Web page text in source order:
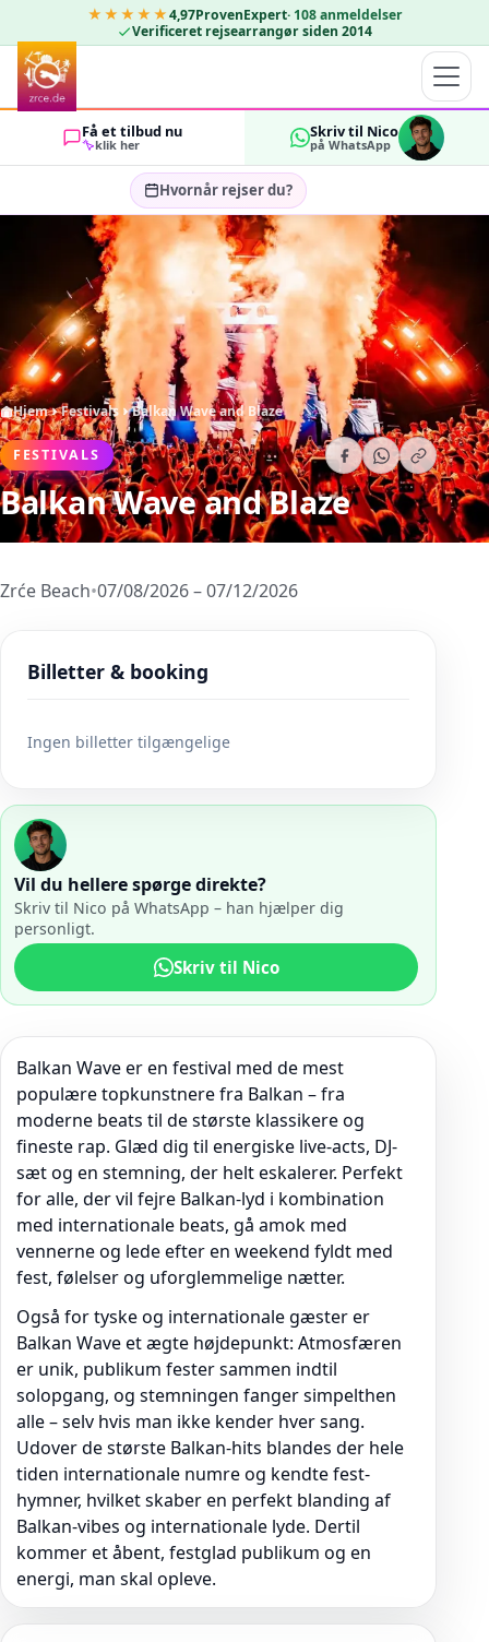
★★★★★4,97ProvenExpert· 108 anmeldelser
Verificeret rejsearrangør siden 2014
Få et tilbud nu
klik her
Skriv til Nico
på WhatsApp
Hvornår rejser du?
Vælg rejsedatoer…
2 OK
Hjem Festivals Balkan Wave and Blaze
FESTIVALS
Balkan Wave and Blaze
Zrće Beach•07/08/2026 – 07/12/2026
Billetter & booking
Ingen billetter tilgængelige
Vil du hellere spørge direkte?
Skriv til Nico på WhatsApp – han hjælper dig
personligt.
Skriv til Nico
Balkan Wave er en festival med de mest
populære topkunstnere fra Balkan – fra
moderne beats til de største klassikere og
fineste rap. Glæd dig til energiske live-acts, DJ-
sæt og en stemning, der helt eskalerer. Perfekt
for alle, der vil fejre Balkan-lyd i kombination
med internationale beats, gå amok med
vennerne og lede efter en weekend fyldt med
fest, følelser og uforglemmelige nætter.
Også for tyske og internationale gæster er
Balkan Wave et ægte højdepunkt: Atmosfæren
er unik, publikum fester sammen indtil
solopgang, og stemningen fanger simpelthen
alle – selv hvis man ikke kender hver sang.
Udover de største Balkan-hits blandes der hele
tiden internationale numre og kendte fest-
hymner, hvilket skaber en perfekt blanding af
Balkan-vibes og internationale lyde. Dertil
kommer et åbent, festglad publikum og en
energi, man skal opleve.